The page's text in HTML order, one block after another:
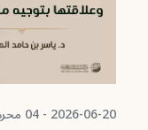
2026-06-20 - 04 محرم 1448